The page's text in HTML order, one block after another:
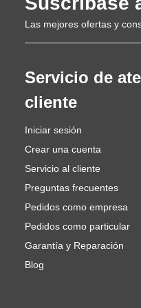
P800
P1000
P3000
Características de los
Discos de lijado
Soporte flexible que
Patrón de agujeros
Únicos 25 agujeros
Las mejores ofertas y
Servicio de
cliente
Iniciar sesión
Crear una cuenta
Servicio al cliente
Preguntas frecuentes
Pedidos como empresa
Pedidos como particular
Garantía y Reparación
Blog